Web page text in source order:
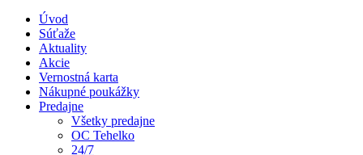
Úvod
Súťaže
Aktuality
Akcie
Vernostná karta
Nákupné poukážky
Predajne
Všetky predajne
OC Tehelko
24/7